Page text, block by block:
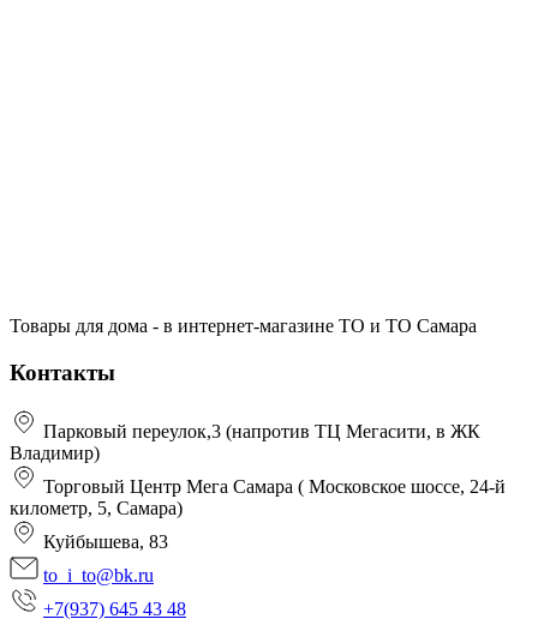
Товары для дома - в интернет-магазине ТО и ТО Самара
Контакты
Парковый переулок,3 (напротив ТЦ Мегасити, в ЖК
Владимир)
Торговый Центр Мега Самара ( Московское шоссе, 24-й
километр, 5, Самара)
Куйбышева, 83
to_i_to@bk.ru
+7(937) 645 43 48